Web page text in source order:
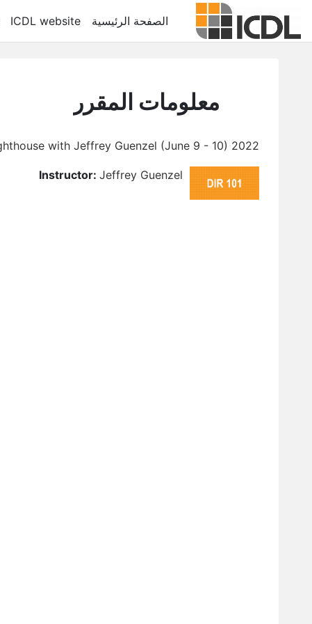
تخطى إلى المحتوى الرئيسي
الصفحة الرئيسية
ICDL website
معلومات المقرر
2022 Trimester 2 - DIR 101 at Little Lighthouse with Jeffrey Guenzel (June 9 - 10)
Instructor: Jeffrey Guenzel